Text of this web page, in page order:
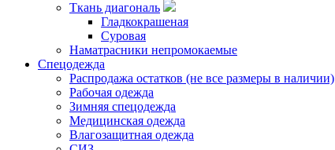
Ткань диагональ
Гладкокрашеная
Суровая
Наматрасники непромокаемые
Спецодежда
Распродажа остатков (не все размеры в наличии)
Рабочая одежда
Зимняя спецодежда
Медицинская одежда
Влагозащитная одежда